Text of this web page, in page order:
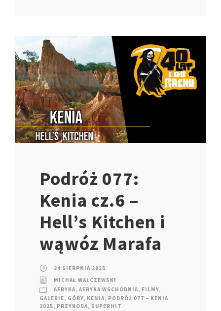
Podróż 077:
Kenia cz.6 –
Hell’s Kitchen i
wąwóz Marafa
24 SIERPNIA 2025
MICHAŁ WALCZEWSKI
AFRYKA, AFRYKA WSCHODNIA, FILMY,
GALERIE, GÓRY, KENIA, PODRÓŻ 077 – KENIA
2025, PRZYRODA, SUPERHIT